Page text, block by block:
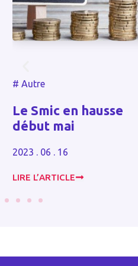
# Autre
Gestion de l’épargne
d’un mineur
2023 . 09 . 28
LIRE L’ARTICLE